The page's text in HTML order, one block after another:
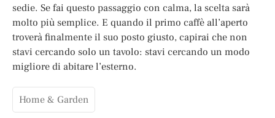
sedie. Se fai questo passaggio con calma, la scelta sarà
molto più semplice. E quando il primo caffè all’aperto
troverà finalmente il suo posto giusto, capirai che non
stavi cercando solo un tavolo: stavi cercando un modo
migliore di abitare l’esterno.
Home & Garden